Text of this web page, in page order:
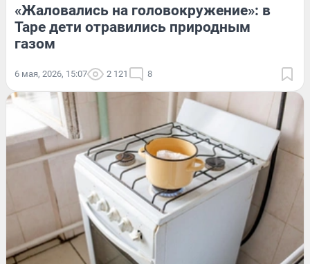
«Жаловались на головокружение»: в
Таре дети отравились природным
газом
6 мая, 2026, 15:07 2 121 8